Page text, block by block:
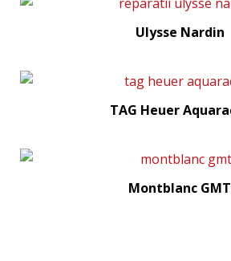
Ulysse Nardin
TAG Heuer
Montblanc GMT